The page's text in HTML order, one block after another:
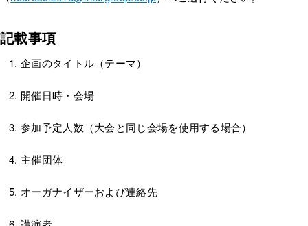
記載事項
企画のタイトル（テーマ）
開催日時・会場
参加予定人数（大会と同じ会場を使用する場合）
主催団体
オーガナイザーおよび連絡先